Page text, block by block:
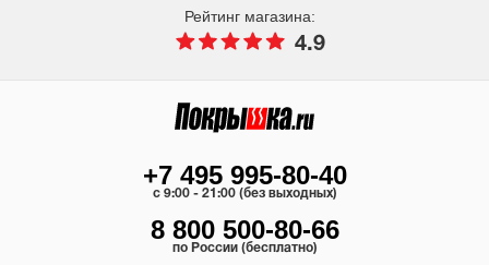
Рейтинг магазина:
4.9
+7 495 995-80-40
c 9:00 - 21:00 (без выходных)
8 800 500-80-66
по России (бесплатно)